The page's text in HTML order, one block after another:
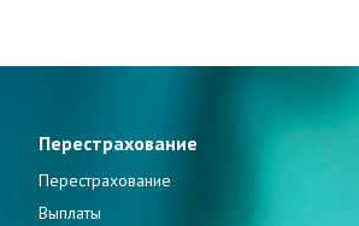
Перестрахование
Перестрахование
Выплаты